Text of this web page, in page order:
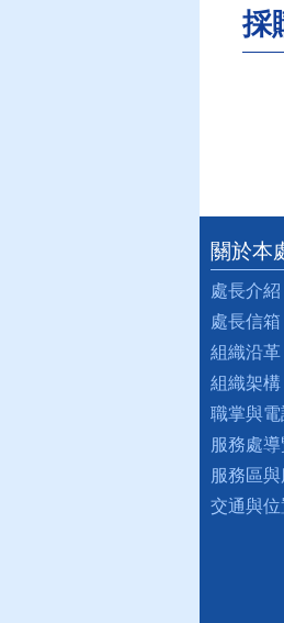
採
:::
關於本
處長介紹
處長信箱
組織沿革
組織架構
職掌與電
服務處導
服務區
交通與位